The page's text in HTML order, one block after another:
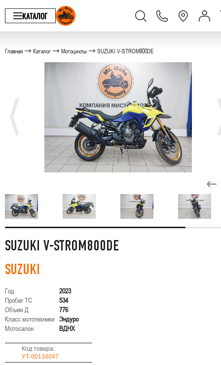
КАТАЛОГ
Главная Каталог Мотоциклы SUZUKI V-STROM800DE
SUZUKI V-STROM800DE
SUZUKI
Год
2023
Пробег ТС
534
Объем Д
776
Класс мототехники Эндуро
Мотосалон
ВДНХ
Код товара:
УТ-00134047